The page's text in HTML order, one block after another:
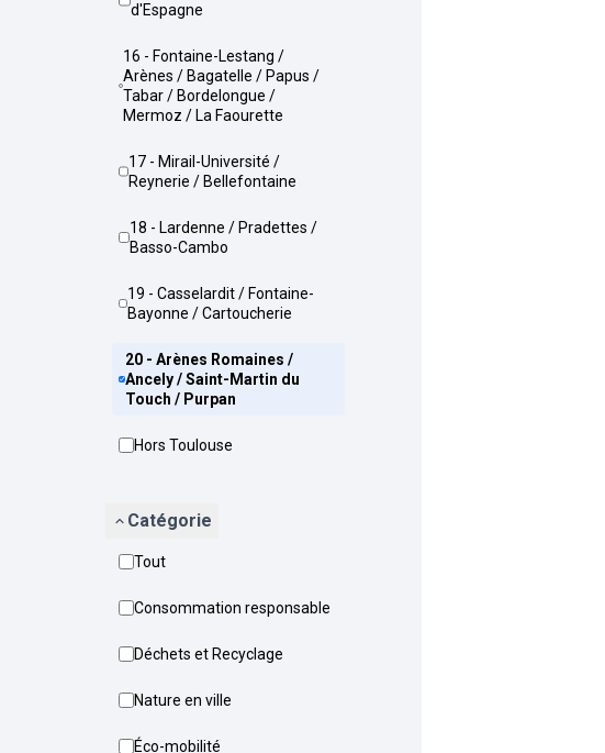
d'Espagne
16 - Fontaine-Lestang /
Arènes / Bagatelle / Papus /
Tabar / Bordelongue /
Mermoz / La Faourette
17 - Mirail-Université /
Reynerie / Bellefontaine
18 - Lardenne / Pradettes /
Basso-Cambo
19 - Casselardit / Fontaine-
Bayonne / Cartoucherie
20 - Arènes Romaines /
Ancely / Saint-Martin du
Touch / Purpan
Hors Toulouse
Catégorie
Tout
Consommation responsable
Déchets et Recyclage
Nature en ville
Éco-mobilité